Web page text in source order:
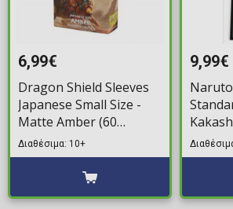
6,99€
Dragon Shield Sleeves
Japanese Small Size -
Matte Amber (60
Sleeves)
Διαθέσιμα: 10+
9,99€